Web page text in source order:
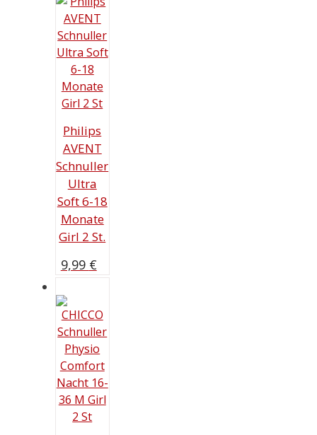
Philips
AVENT
Schnuller
Ultra
Soft 6-18
Monate
Girl 2 St.
9,99 €